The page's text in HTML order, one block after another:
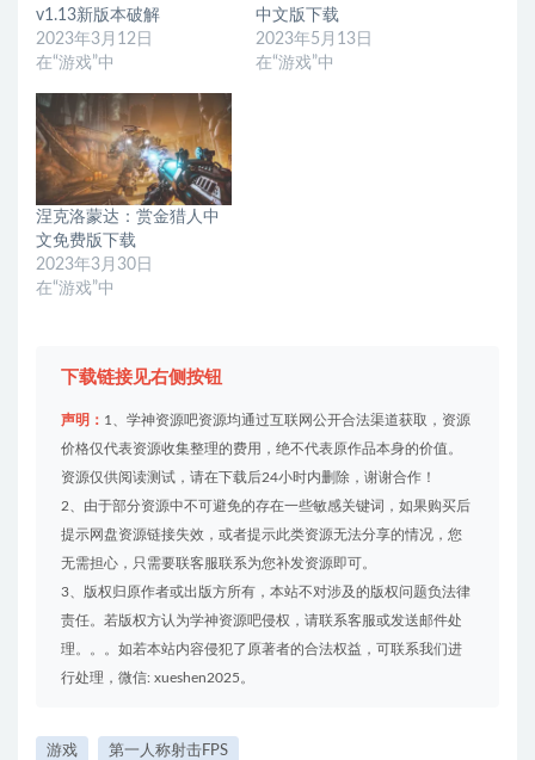
v1.13新版本破解
2023年3月12日
在“游戏”中
中文版下载
2023年5月13日
在“游戏”中
涅克洛蒙达：赏金猎人中
文免费版下载
2023年3月30日
在“游戏”中
下载链接见右侧按钮
声明： 1、学神资源吧资源均通过互联网公开合法渠道获取，资源
价格仅代表资源收集整理的费用，绝不代表原作品本身的价值。
资源仅供阅读测试，请在下载后24小时内删除，谢谢合作！
2、由于部分资源中不可避免的存在一些敏感关键词，如果购买后
提示网盘资源链接失效，或者提示此类资源无法分享的情况，您
无需担心，只需要联客服联系为您补发资源即可。
3、版权归原作者或出版方所有，本站不对涉及的版权问题负法律
责任。若版权方认为学神资源吧侵权，请联系客服或发送邮件处
理。。。如若本站内容侵犯了原著者的合法权益，可联系我们进
行处理，微信: xueshen2025。
游戏 第一人称射击FPS